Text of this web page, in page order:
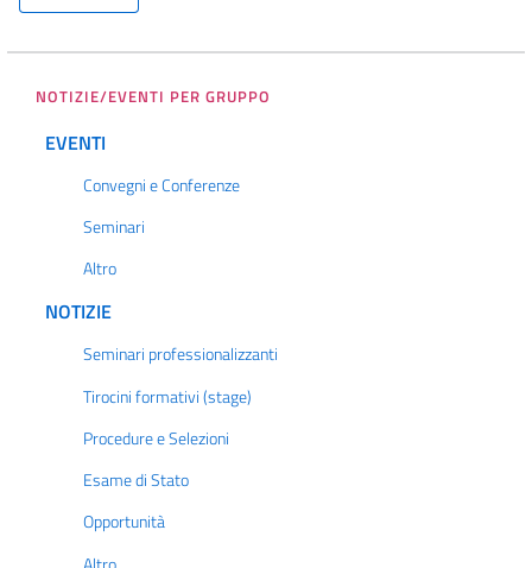
NOTIZIE/EVENTI PER GRUPPO
EVENTI
Convegni e Conferenze
Seminari
Altro
NOTIZIE
Seminari professionalizzanti
Tirocini formativi (stage)
Procedure e Selezioni
Esame di Stato
Opportunità